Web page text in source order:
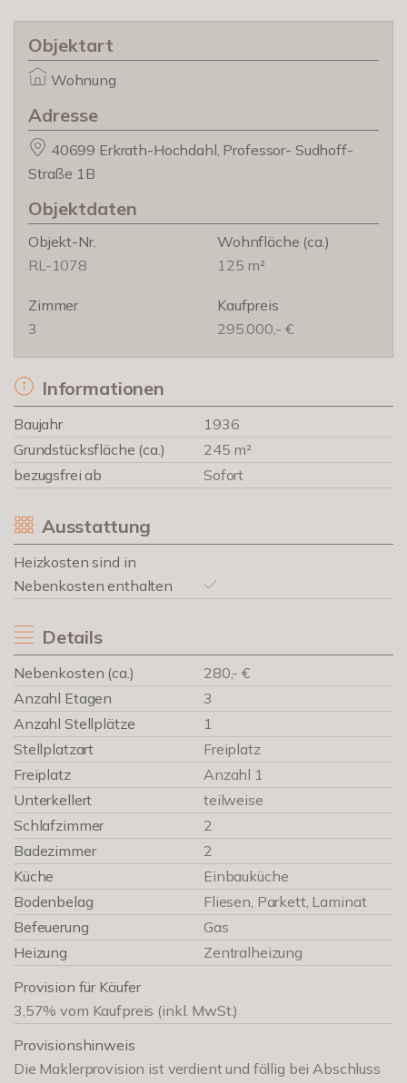
Objektart
Wohnung
Adresse
40699 Erkrath-Hochdahl, Professor- Sudhoff-
Straße 1B
Objektdaten
Objekt-Nr.
RL-1078
Wohnfläche (ca.)
125 m²
Zimmer
3
Kaufpreis
295.000,- €
Informationen
Baujahr
1936
Grundstücksfläche (ca.)
245 m²
bezugsfrei ab
Sofort
Ausstattung
Heizkosten sind in
Nebenkosten enthalten
Details
Nebenkosten (ca.)
280,- €
Anzahl Etagen
3
Anzahl Stellplätze
1
Stellplatzart
Freiplatz
Freiplatz
Anzahl 1
Unterkellert
teilweise
Schlafzimmer
2
Badezimmer
2
Küche
Einbauküche
Bodenbelag
Fliesen, Parkett, Laminat
Befeuerung
Gas
Heizung
Zentralheizung
Provision für Käufer
3,57% vom Kaufpreis (inkl. MwSt.)
Provisionshinweis
Die Maklerprovision ist verdient und fällig bei Abschluss